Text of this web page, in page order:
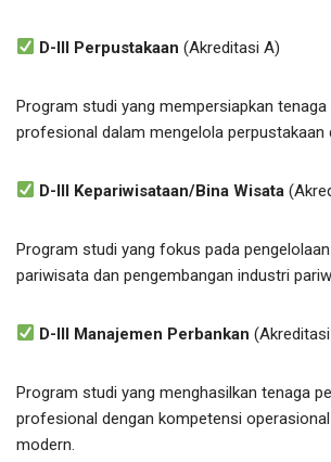
D-III Perpustakaan (Akreditasi A)
Program studi yang mempersiapkan
profesional dalam mengelola perpustakaan
D-III Kepariwisataan/Bina Wisata
Program studi yang fokus pada
pariwisata dan pengembangan industri
D-III Manajemen Perbankan
Program studi yang menghasilkan tenaga
profesional dengan kompetensi
modern.